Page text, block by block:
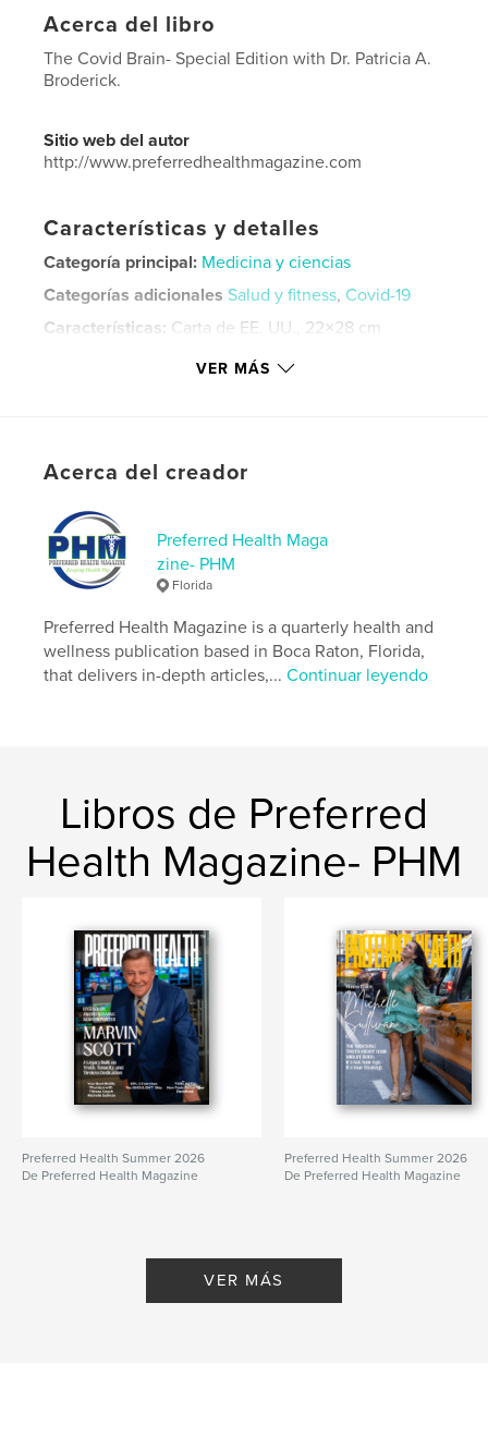
Acerca del libro
The Covid Brain- Special Edition with Dr. Patricia A.
Broderick.
Sitio web del autor
http://www.preferredhealthmagazine.com
Características y detalles
Categoría principal: Medicina y ciencias
Categorías adicionales Salud y fitness, Covid-19
Características: Carta de EE. UU., 22×28 cm
Patricia Broderick , Covid Brain
VER MÁS
Acerca del creador
Preferred Health Maga
zine- PHM
Florida
Preferred Health Magazine is a quarterly health and
wellness publication based in Boca Raton, Florida,
that delivers in-depth articles,...Continuar leyendo
Libros de Preferred
Health Magazine- PHM
Preferred Health Summer 2026
De Preferred Health Magazine
Preferred Health Summer 2026
De Preferred Health Magazine
VER MÁS